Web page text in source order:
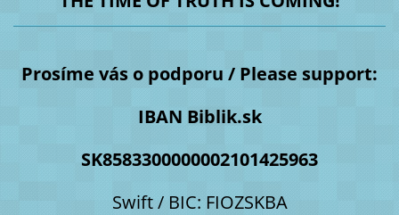
Prosíme vás o podporu / Please support:
IBAN Biblik.sk
SK8583300000002101425963
Swift / BIC: FIOZSKBA